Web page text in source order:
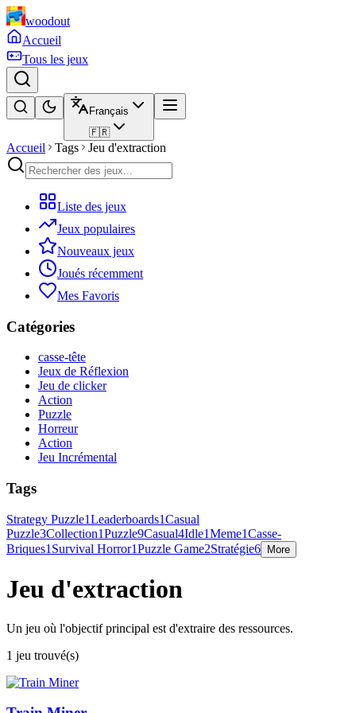
woodout
Accueil
Tous les jeux
Français
🇫🇷
Accueil Tags Jeu d'extraction
Liste des jeux
Jeux populaires
Nouveaux jeux
Joués récemment
Mes Favoris
Catégories
casse-tête
Jeux de Réflexion
Jeu de clicker
Action
Puzzle
Horreur
Action
Jeu Incrémental
Tags
Strategy Puzzle1Leaderboards1Casual
Puzzle3Collection1Puzzle9Casual4Idle1Meme1Casse-
Briques1 Survival Horror1Puzzle Game2Stratégie6 More
Jeu d'extraction
Un jeu où l'objectif principal est d'extraire des ressources.
1 jeu trouvé(s)